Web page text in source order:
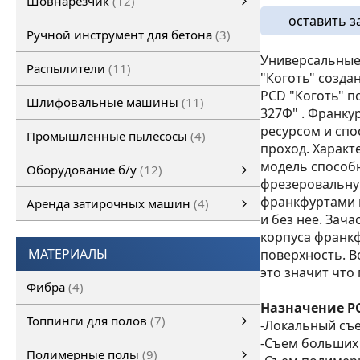
Ручной инструмент для бетона 3
Распылители 11
Шлифовальные машины 11
Промышленные пылесосы 4
Оборудование б/у 12
Аренда затирочных машин 4
МАТЕРИАЛЫ
Фибра 4
Топпинги для полов 7
Полимерные полы 9
оставить
"Коготь"
PCD "Коготь"
327Ф" .
ресурсом и
проход.
модель
франкфуртами
и без нее.
корпуса
поверхность.
это значит
Назначение
-Локальный
-Съем больших